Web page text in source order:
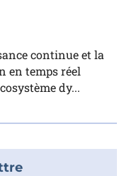
continue et la
en temps réel
dy...